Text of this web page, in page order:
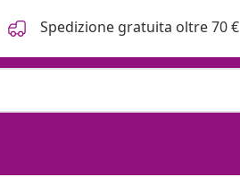
Spedizione gratuita oltre 70 €